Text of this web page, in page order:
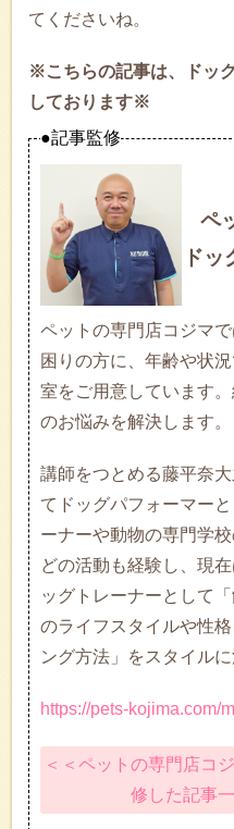
てくださいね。
※こちらの記事は、ドッ
しております※
●記事監修
ペ
ド
ペットの専門店コジマ
困りの方に、年齢や状
室をご用意しています
のお悩みを解決します。
講師をつとめる藤平奈
てドッグパフォーマー
ーナーや動物の専門学
どの活動も経験し、現
ッグトレーナーとして
のライフスタイルや性
ング方法」をスタイルに
https://pets-kojima.com/
＜＜ペットの専門店コ
修した記事